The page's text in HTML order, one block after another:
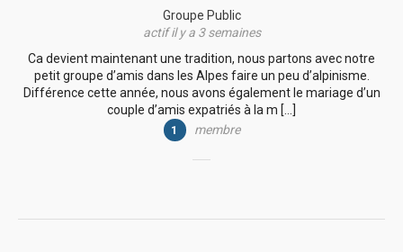
Groupe Public
actif il y a 3 semaines
Ca devient maintenant une tradition, nous partons avec notre
petit groupe d’amis dans les Alpes faire un peu d’alpinisme.
Différence cette année, nous avons également le mariage d’un
couple d’amis expatriés à la m […]
1 membre